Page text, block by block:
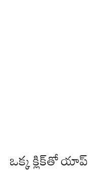
ఒక్క క్లిక్‌తో యాప్